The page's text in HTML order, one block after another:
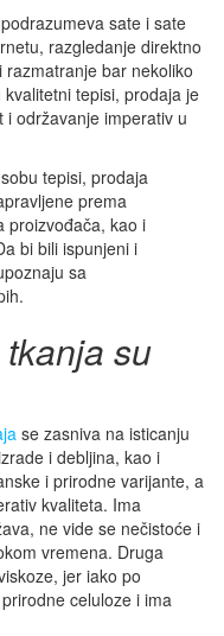
sate i sate
razgledanje direktno
bar nekoliko
tepisi, prodaja je
i održavanje imperativ u
tepisi, prodaja
prema
proizvođača, kao i
bi bili ispunjeni i
sa
su
se zasniva na isticanju
i debljina, kao i
i prirodne varijante, a
kvaliteta. Ima
ne vide se nečistoće i
vremena. Druga
jer iako po
celuloze i ima